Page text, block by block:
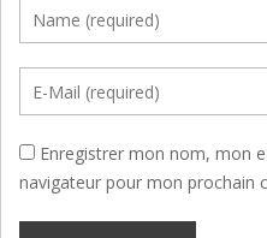
Enregistrer mon nom, mon
navigateur pour mon prochain